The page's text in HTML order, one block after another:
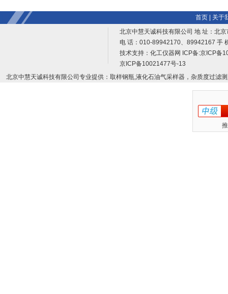
首页|
关于
北京中慧天诚科技有限公司 地 址：北
电 话：010-89942170、89942167 手
技术支持： 化工仪器网 ICP备:京ICP备
京ICP备10021477号-13
北京中慧天诚科技有限公司专业提供：取样钢瓶,液化石油气采样器，杂质度过滤